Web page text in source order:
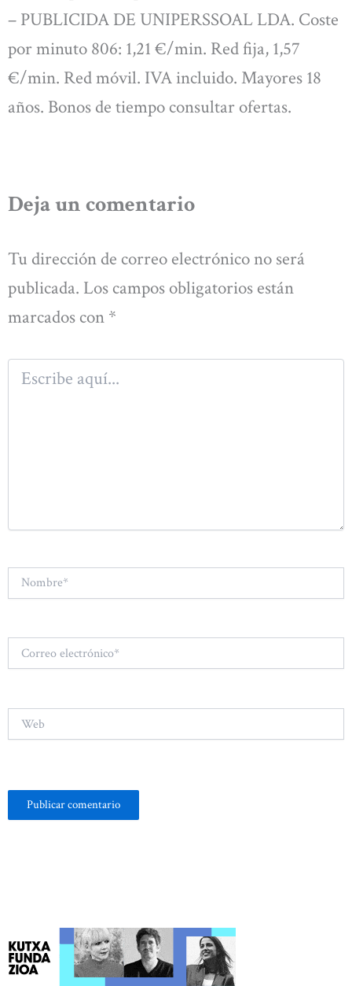
– PUBLICIDA DE UNIPERSSOAL LDA. Coste
por minuto 806: 1,21 €/min. Red fija, 1,57
€/min. Red móvil. IVA incluido. Mayores 18
años. Bonos de tiempo consultar ofertas.
Deja un comentario
Tu dirección de correo electrónico no será
publicada. Los campos obligatorios están
marcados con *
aquí...
electrónico*